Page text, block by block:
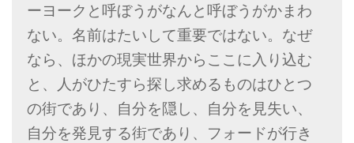
ーヨークと呼ぼうがなんと呼ぼうがかまわ
ない。名前はたいして重要ではない。なぜ
なら、ほかの現実世界からここに入り込む
と、人がひたすら探し求めるものはひとつ
の街であり、自分を隠し、自分を見失い、
自分を発見する街であり、フォードが行き